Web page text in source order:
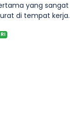
yang sangat
di tempat kerja.